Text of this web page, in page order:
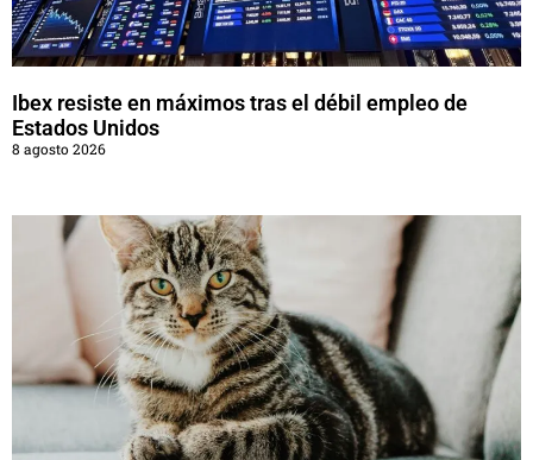
Ibex resiste en máximos tras el débil empleo de
Estados Unidos
8 agosto 2026